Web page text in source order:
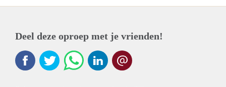
Deel deze oproep met je vrienden!